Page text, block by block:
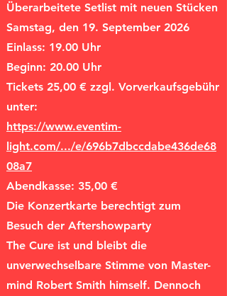
Überarbeitete Setlist mit neuen Stücken
Samstag, den 19. September 2026
Einlass: 19.00 Uhr
Beginn: 20.00 Uhr
Tickets 25,00 € zzgl. Vorverkaufsgebühr
unter:
https://www.eventim-
light.com/.../e/696b7dbccdabe436de68
08a7
Abendkasse: 35,00 €
​Die Konzertkarte berechtigt zum
Besuch der Aftershowparty
​The Cure ist und bleibt die
unverwechselbare Stimme von Master-
mind Robert Smith himself. Dennoch